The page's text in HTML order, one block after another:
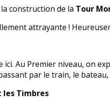
construction de la Tour
attrayante !
Au Premier niveau, on
par le train, le
les Timbres